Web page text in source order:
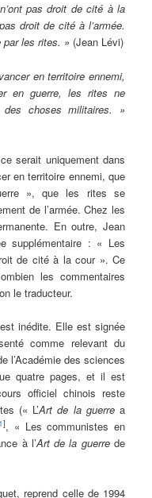
pas droit de cité à la
droit de cité à l’armée.
par les rites. » (Jean Lévi)
en territoire ennemi,
en guerre, les rites ne
des choses militaires. »
serait uniquement dans
en territoire ennemi, que
», que les rites se
de l’armée. Chez les
En outre, Jean
supplémentaire : « Les
de cité à la cour ». Ce
les commentaires
le traducteur.
inédite. Elle est signée
comme relevant du
l’Académie des sciences
quatre pages, et il est
officiel chinois reste
(« L’Art de la guerrea
1], « Les communistes en
à l’Art de la guerrede
reprend celle de 1994